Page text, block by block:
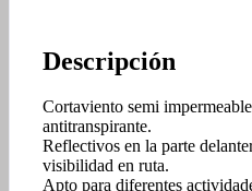
Descripción
Cortaviento semi
antitranspirante.
Reflectivos en la parte
visibilidad en ruta.
Apto para diferentes